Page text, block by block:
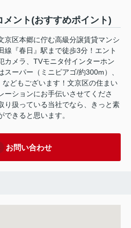
ント(おすすめポイント)
区本郷に佇む高級分譲賃貸マンシ
線『春日』駅まで徒歩3分！エント
カメラ、TVモニタ付インターホン
ーパー（ミニピアゴ/約300m）、
どもございます！文京区の住まい
ーションにお手伝いさせてくださ
り扱っている当社でなら、きっと素
きると思います。
お問い合わせ